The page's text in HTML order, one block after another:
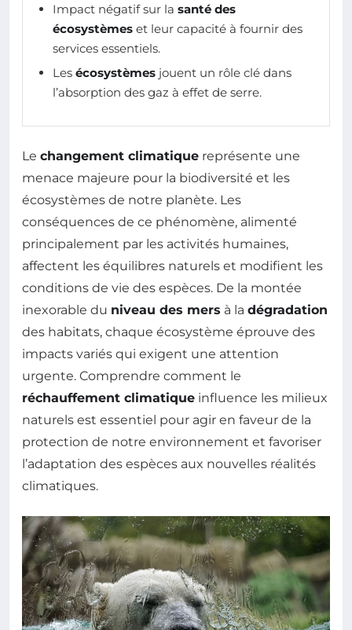
Impact négatif sur la santé des
écosystèmes et leur capacité à fournir des
services essentiels.
Les écosystèmes jouent un rôle clé dans
l’absorption des gaz à effet de serre.
Le changement climatique représente une
menace majeure pour la biodiversité et les
écosystèmes de notre planète. Les
conséquences de ce phénomène, alimenté
principalement par les activités humaines,
affectent les équilibres naturels et modifient les
conditions de vie des espèces. De la montée
inexorable du niveau des mers à la dégradation
des habitats, chaque écosystème éprouve des
impacts variés qui exigent une attention
urgente. Comprendre comment le
réchauffement climatique influence les milieux
naturels est essentiel pour agir en faveur de la
protection de notre environnement et favoriser
l’adaptation des espèces aux nouvelles réalités
climatiques.